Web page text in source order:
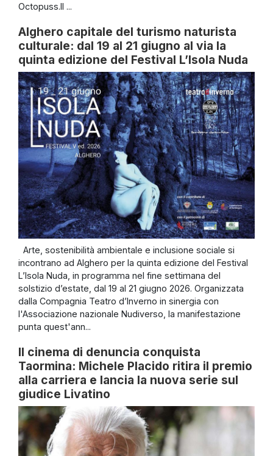
Octopuss.Il ...
Alghero capitale del turismo naturista
culturale: dal 19 al 21 giugno al via la
quinta edizione del Festival L’Isola Nuda
Arte, sostenibilità ambientale e inclusione sociale si
incontrano ad Alghero per la quinta edizione del Festival
L’Isola Nuda, in programma nel fine settimana del
solstizio d’estate, dal 19 al 21 giugno 2026. Organizzata
dalla Compagnia Teatro d’Inverno in sinergia con
l'Associazione nazionale Nudiverso, la manifestazione
punta quest'ann...
Il cinema di denuncia conquista
Taormina: Michele Placido ritira il premio
alla carriera e lancia la nuova serie sul
giudice Livatino